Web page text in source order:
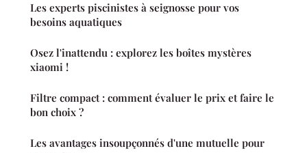
Les experts piscinistes à seignosse pour vos
besoins aquatiques
Osez l'inattendu : explorez les boîtes mystères
xiaomi !
Filtre compact : comment évaluer le prix et faire le
bon choix ?
Les avantages insoupçonnés d'une mutuelle pour